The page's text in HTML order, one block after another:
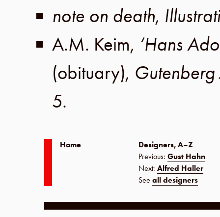
note on death,
A.M. Keim, ‘Hans
(obituary),
5.
Home
Designers, A–Z
Previous: Gust Hahn
Next: Alfred Haller
See all designers